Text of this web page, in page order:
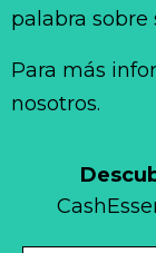
palabra sobre
Para más
nosotros.